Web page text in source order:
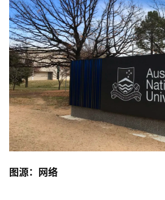
图源：网络